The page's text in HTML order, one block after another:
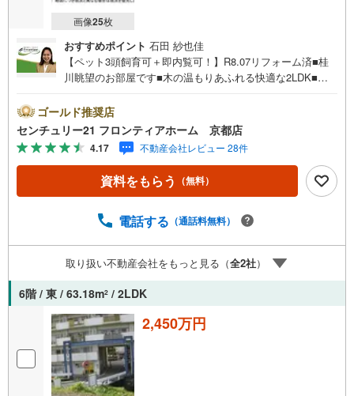
画像25枚
おすすめポイント 石田 紗也佳
【ペット3頭飼育可＋即内覧可！】R8.07リフォーム済■桂
川眺望のお部屋です■木の温もりあふれる快適な2LDK■大
けもスムーズな食器洗浄乾燥機付きのシステムキッチン・1
5.3帖の広々としたLDKはご家族の団らんスペースにぴった
り・身支度に便利なシャンプードレッサー仕様の洗面台・
テラス使用料月額520円で専用スペースを確保 リフォーム
内容・キッチン交換・お風呂交換・床貼り替え・クロス張
替え・リビング建具等の交換・間取り変更（3LDKから2LD
市立久世中学校まで徒歩約21分 弊社が選ばれる理由 1.お金
をサポート！2.買い替えなどにも対応できる売却専門チー
ムあり！3.たくさんの銀行と繋がりがあるため、最も低金
利になるように審査が可能！お気軽にお問合せください！
ゴールド推奨店
センチュリー21 フロンティアホーム 京都店
4.17 不動産会社レビュー 28件
資料をもらう （無料）
電話する （通話料無料）
取り扱い不動産会社をもっと見る（全2社）
6階 / 東 / 63.18m2 / 2LDK
2,450万円